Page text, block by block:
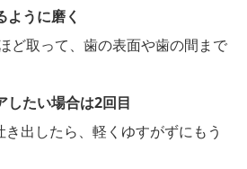
ように磨く
ど取って、歯の表面や歯の間まで
したい場合は2回目
出したら、軽くゆすがずにもう